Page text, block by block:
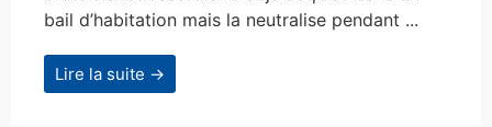
bail d’habitation mais la neutralise pendant ...
Lire la suite →